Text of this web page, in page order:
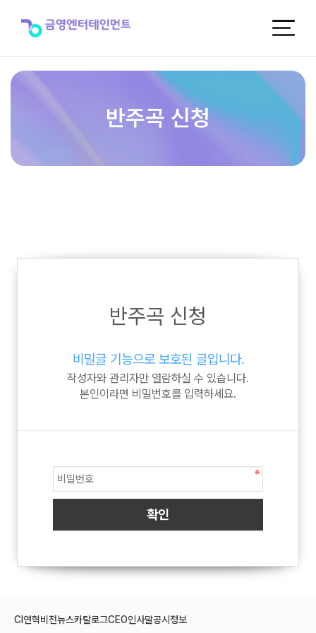
반주곡 신청
반주곡 신청
비밀글 기능으로 보호된 글입니다.
작성자와 관리자만 열람하실 수 있습니다.
본인이라면 비밀번호를 입력하세요.
CI 연혁비전뉴스카탈로그CEO인사말공시정보